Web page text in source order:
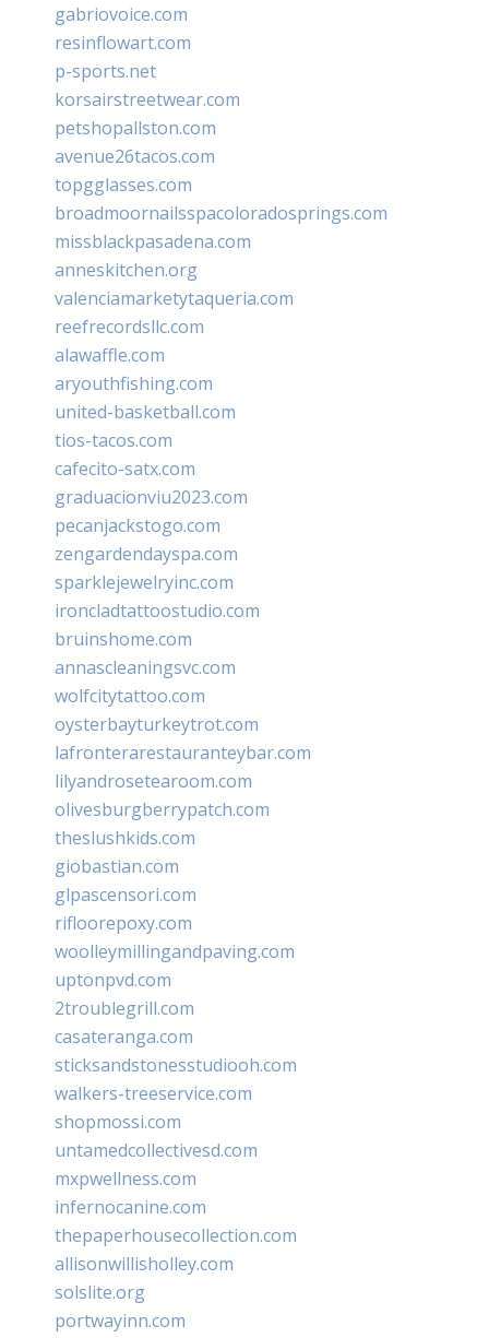
gabriovoice.com
resinflowart.com
p-sports.net
korsairstreetwear.com
petshopallston.com
avenue26tacos.com
topgglasses.com
broadmoornailsspacoloradosprings.com
missblackpasadena.com
anneskitchen.org
valenciamarketytaqueria.com
reefrecordsllc.com
alawaffle.com
aryouthfishing.com
united-basketball.com
tios-tacos.com
cafecito-satx.com
graduacionviu2023.com
pecanjackstogo.com
zengardendayspa.com
sparklejewelryinc.com
ironcladtattoostudio.com
bruinshome.com
annascleaningsvc.com
wolfcitytattoo.com
oysterbayturkeytrot.com
lafronterarestauranteybar.com
lilyandrosetearoom.com
olivesburgberrypatch.com
theslushkids.com
giobastian.com
glpascensori.com
rifloorepoxy.com
woolleymillingandpaving.com
uptonpvd.com
2troublegrill.com
casateranga.com
sticksandstonesstudiooh.com
walkers-treeservice.com
shopmossi.com
untamedcollectivesd.com
mxpwellness.com
infernocanine.com
thepaperhousecollection.com
allisonwillisholley.com
solslite.org
portwayinn.com